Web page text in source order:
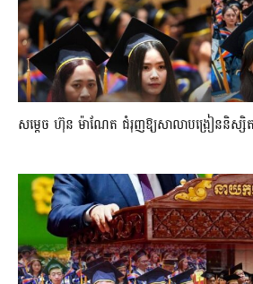
សម្តេច ហ៊ុន ម៉ាណែត ជំរុញឱ្យសាលាបង្រៀននិស្